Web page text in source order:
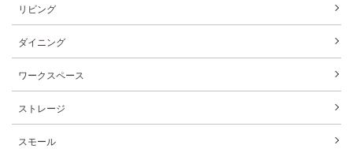
リビング
ダイニング
ワークスペース
ストレージ
スモール